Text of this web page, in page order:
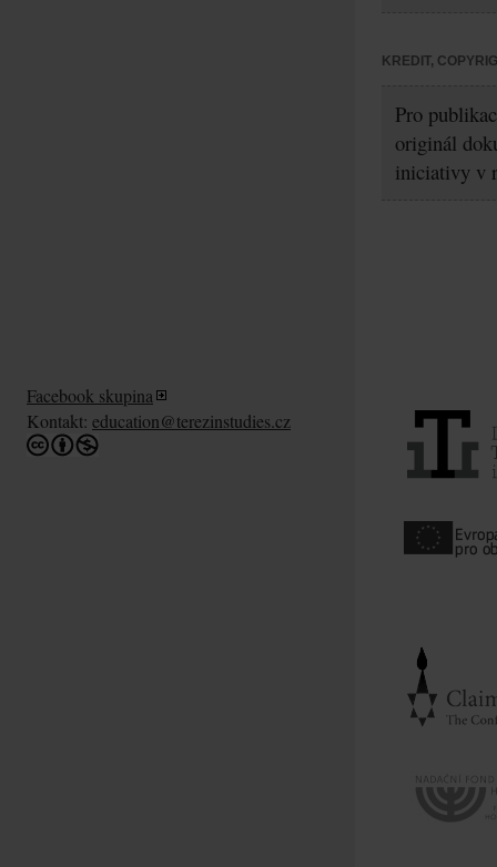
KREDIT,
Pro
originál
iniciativy v
Facebook skupina
Kontakt: education@terezinstudies.cz